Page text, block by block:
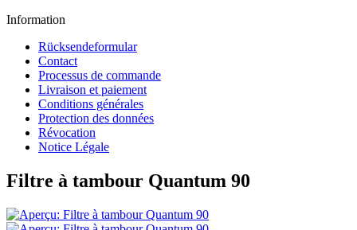
Information
Rücksendeformular
Contact
Processus de commande
Livraison et paiement
Conditions générales
Protection des données
Révocation
Notice Légale
Filtre à tambour Quantum 90